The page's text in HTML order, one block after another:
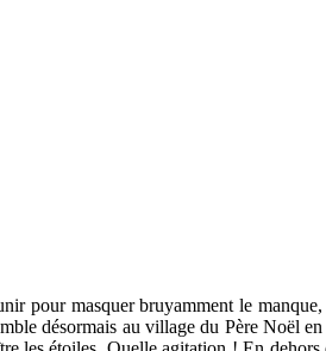
pour masquer bruyamment le
désormais au village du Père Noël